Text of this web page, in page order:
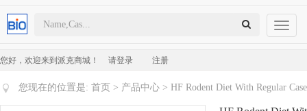
您好，欢迎来到派克商城！ 请登录 注册
Toggle
您现在的位置是: 首页 > 产品中心 > HF Rodent Diet With Regular